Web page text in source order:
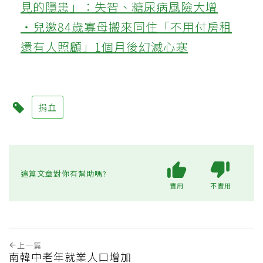
見的隱患」：失智、糖尿病風險大增
‧兒邀84歲寡母搬來同住「不用付房租
還有人照顧」1個月後幻滅心寒
捐血
這篇文章對你有幫助嗎?
實用 不實用
上一篇
南韓中老年就業人口增加